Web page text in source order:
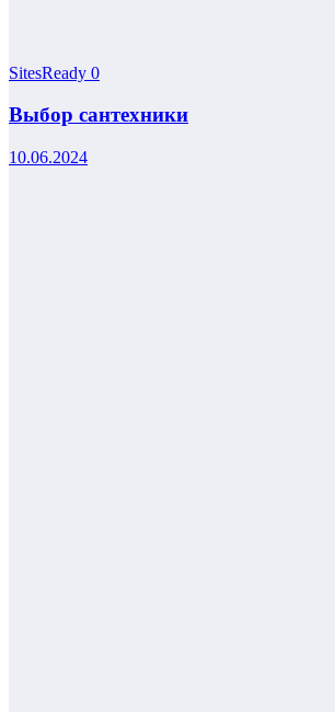
SitesReady 0
Выбор сантехники
10.06.2024